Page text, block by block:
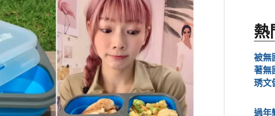
熱
被無
著無
琇文
過年